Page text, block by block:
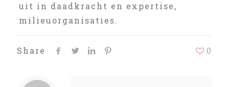
uit in daadkracht en expertise,
milieuorganisaties.
Share 0